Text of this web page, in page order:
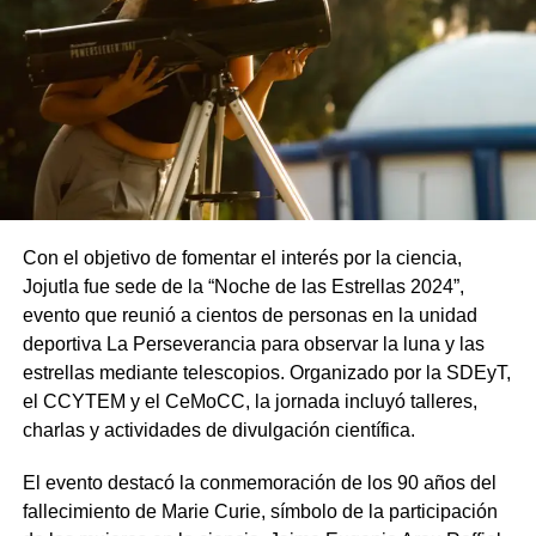
Con el objetivo de fomentar el interés por la ciencia,
Jojutla fue sede de la “Noche de las Estrellas 2024”,
evento que reunió a cientos de personas en la unidad
deportiva La Perseverancia para observar la luna y las
estrellas mediante telescopios. Organizado por la SDEyT,
el CCYTEM y el CeMoCC, la jornada incluyó talleres,
charlas y actividades de divulgación científica.
El evento destacó la conmemoración de los 90 años del
fallecimiento de Marie Curie, símbolo de la participación